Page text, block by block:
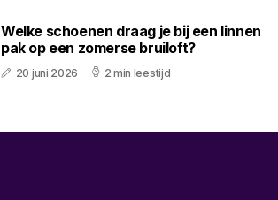
Welke schoenen draag je bij een linnen
pak op een zomerse bruiloft?
20 juni 2026 2 min leestijd